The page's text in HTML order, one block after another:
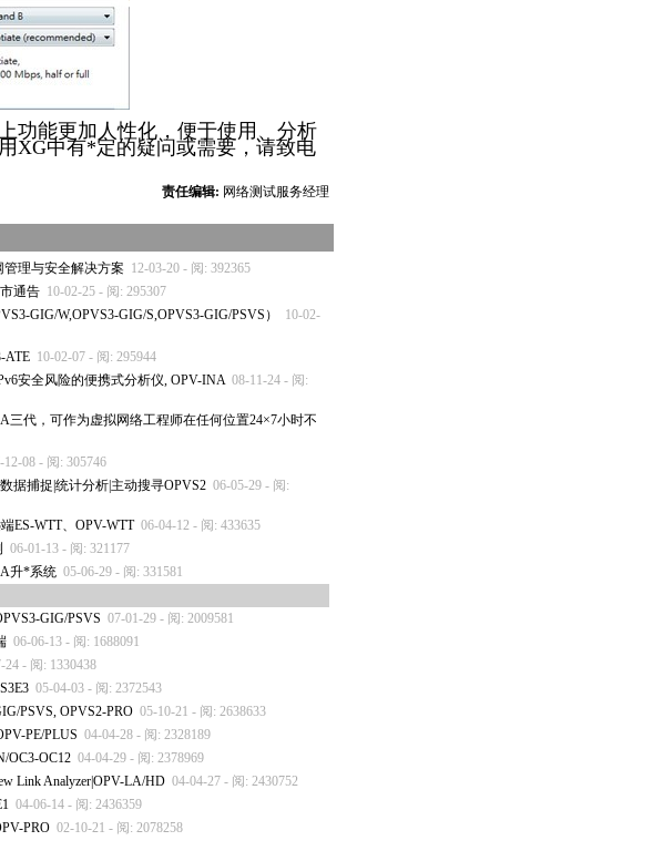
功能更加人性化，便于使用、分析
XG中有*定的疑问或需要，请致电
责任编辑: 网络测试服务经理
理与安全解决方案 12-03-20 - 阅: 392365
通告 10-02-25 - 阅: 295307
GIG/W,OPVS3-GIG/S,OPVS3-GIG/PSVS）
10-02-
ATE 10-02-07 - 阅: 295944
安全风险的便携式分析仪, OPV-INA 08-11-24 - 阅:
三代，可作为虚拟网络工程师在任何位置24×7小时不
12-08 - 阅: 305746
据捕捉|统计分析|主动搜寻OPVS2 06-05-29 - 阅:
ES-WTT、OPV-WTT 06-04-12 - 阅: 433635
06-01-13 - 阅: 321177
升*系统 05-06-29 - 阅: 331581
GIG/PSVS 07-01-29 - 阅: 2009581
06-06-13 - 阅: 1688091
24 - 阅: 1330438
05-04-03 - 阅: 2372543
PSVS, OPVS2-PRO 05-10-21 - 阅: 2638633
PE/PLUS 04-04-28 - 阅: 2328189
OC3-OC12 04-04-29 - 阅: 2378969
Link Analyzer|OPV-LA/HD 04-04-27 - 阅: 2430752
04-06-14 - 阅: 2436359
PRO 02-10-21 - 阅: 2078258